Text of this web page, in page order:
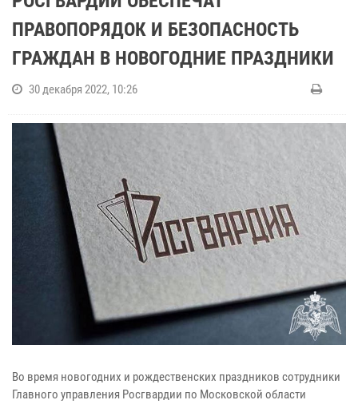
ПРАВОПОРЯДОК И БЕЗОПАСНОСТЬ
ГРАЖДАН В НОВОГОДНИЕ ПРАЗДНИКИ
30 декабря 2022, 10:26
Во время новогодних и рождественских праздников сотрудники
Главного управления Росгвардии по Московской области